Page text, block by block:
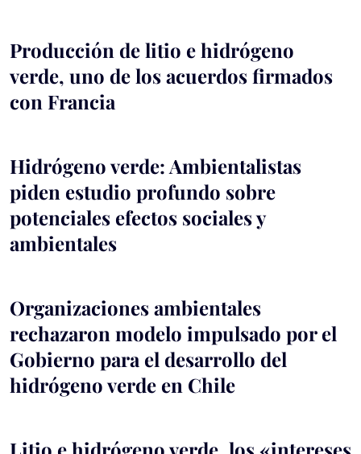
Producción de litio e hidrógeno
verde, uno de los acuerdos firmados
con Francia
Hidrógeno verde: Ambientalistas
piden estudio profundo sobre
potenciales efectos sociales y
ambientales
Organizaciones ambientales
rechazaron modelo impulsado por el
Gobierno para el desarrollo del
hidrógeno verde en Chile